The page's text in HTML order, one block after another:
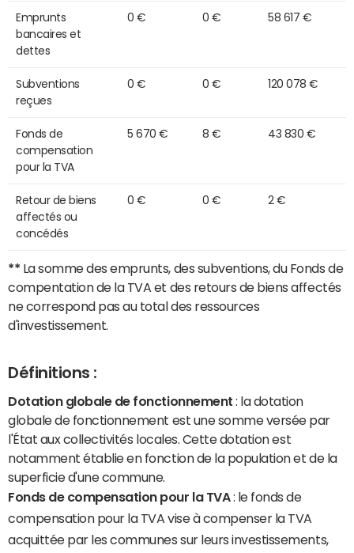
Emprunts
bancaires et
dettes
0 € 0 € 58 617 €
Subventions
reçues
0 € 0 € 120 078 €
Fonds de
compensation
pour la TVA
5 670 € 8 € 43 830 €
Retour de biens
affectés ou
concédés
0 € 0 € 2 €
** La somme des emprunts, des subventions, du Fonds de
compentation de la TVA et des retours de biens affectés
ne correspond pas au total des ressources
d'investissement.
Définitions :
Dotation globale de fonctionnement : la dotation
globale de fonctionnement est une somme versée par
l'État aux collectivités locales. Cette dotation est
notamment établie en fonction de la population et de la
superficie d'une commune.
Fonds de compensation pour la TVA: le fonds de
compensation pour la TVA vise à compenser la TVA
acquittée par les communes sur leurs investissements,